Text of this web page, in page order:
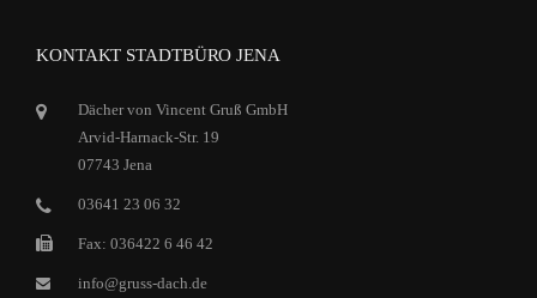
KONTAKT STADTBÜRO JENA
Dächer von Vincent Gruß GmbH
Arvid-Harnack-Str. 19
07743 Jena
03641 23 06 32
Fax: 036422 6 46 42
info@gruss-dach.de